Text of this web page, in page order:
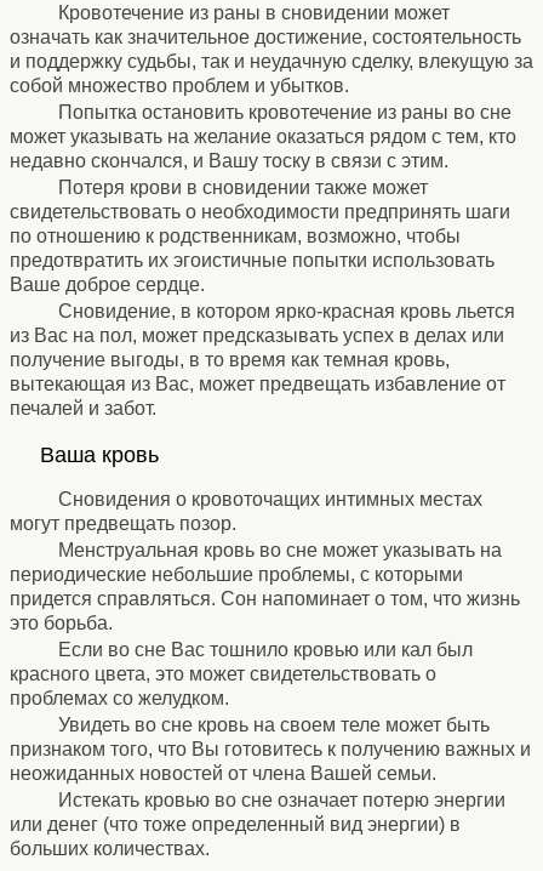
Кровотечение из раны в сновидении может
означать как значительное достижение, состоятельность
и поддержку судьбы, так и неудачную сделку, влекущую за
собой множество проблем и убытков.
Попытка остановить кровотечение из раны во сне
может указывать на желание оказаться рядом с тем, кто
недавно скончался, и Вашу тоску в связи с этим.
Потеря крови в сновидении также может
свидетельствовать о необходимости предпринять шаги
по отношению к родственникам, возможно, чтобы
предотвратить их эгоистичные попытки использовать
Ваше доброе сердце.
Сновидение, в котором ярко-красная кровь льется
из Вас на пол, может предсказывать успех в делах или
получение выгоды, в то время как темная кровь,
вытекающая из Вас, может предвещать избавление от
печалей и забот.
Ваша кровь
Сновидения о кровоточащих интимных местах
могут предвещать позор.
Менструальная кровь во сне может указывать на
периодические небольшие проблемы, с которыми
придется справляться. Сон напоминает о том, что жизнь
это борьба.
Если во сне Вас тошнило кровью или кал был
красного цвета, это может свидетельствовать о
проблемах со желудком.
Увидеть во сне кровь на своем теле может быть
признаком того, что Вы готовитесь к получению важных и
неожиданных новостей от члена Вашей семьи.
Истекать кровью во сне означает потерю энергии
или денег (что тоже определенный вид энергии) в
больших количествах.